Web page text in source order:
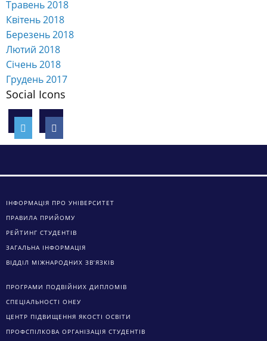
Травень 2018
Квітень 2018
Березень 2018
Лютий 2018
Січень 2018
Грудень 2017
Social Icons
ІНФОРМАЦІЯ ПРО УНІВЕРСИТЕТ
ПРАВИЛА ПРИЙОМУ
РЕЙТИНГ СТУДЕНТІВ
ЗАГАЛЬНА ІНФОРМАЦІЯ
ВІДДІЛ МІЖНАРОДНИХ ЗВ’ЯЗКІВ
ПРОГРАМИ ПОДВІЙНИХ ДИПЛОМІВ
СПЕЦІАЛЬНОСТІ ОНЕУ
ЦЕНТР ПІДВИЩЕННЯ ЯКОСТІ ОСВІТИ
ПРОФСПІЛКОВА ОРГАНІЗАЦІЯ СТУДЕНТІВ